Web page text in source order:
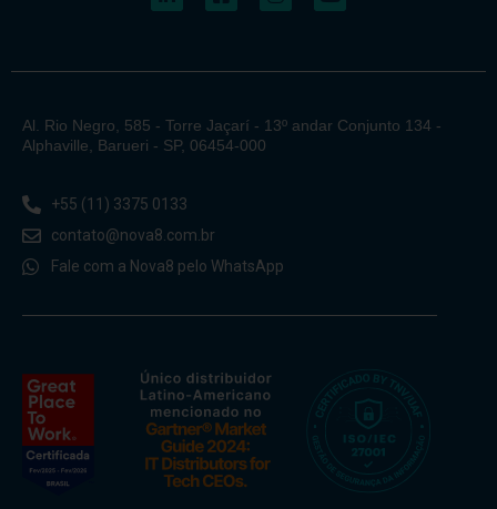
Al. Rio Negro, 585 - Torre Jaçarí - 13º andar Conjunto 134 -
Alphaville, Barueri - SP, 06454-000
+55 (11) 3375 0133
contato@nova8.com.br
Fale com a Nova8 pelo WhatsApp